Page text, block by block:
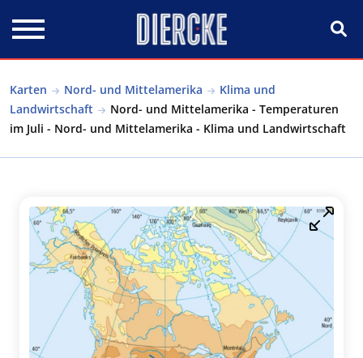
Karten Nord- und Mittelamerika
Klima und
Landwirtschaft
Nord- und Mittelamerika - Temperaturen
im Juli - Nord- und Mittelamerika - Klima und Landwirtschaft